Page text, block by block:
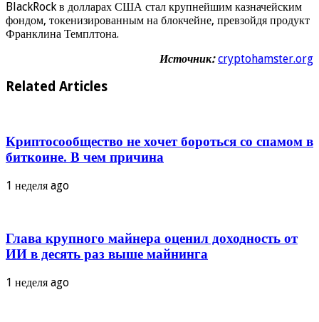
BlackRock в долларах США стал крупнейшим казначейским
фондом, токенизированным на блокчейне, превзойдя продукт
Франклина Темплтона.
Источник: cryptohamster.org
Related Articles
Криптосообщество не хочет бороться со спамом в
биткоине. В чем причина
1 неделя ago
Глава крупного майнера оценил доходность от
ИИ в десять раз выше майнинга
1 неделя ago